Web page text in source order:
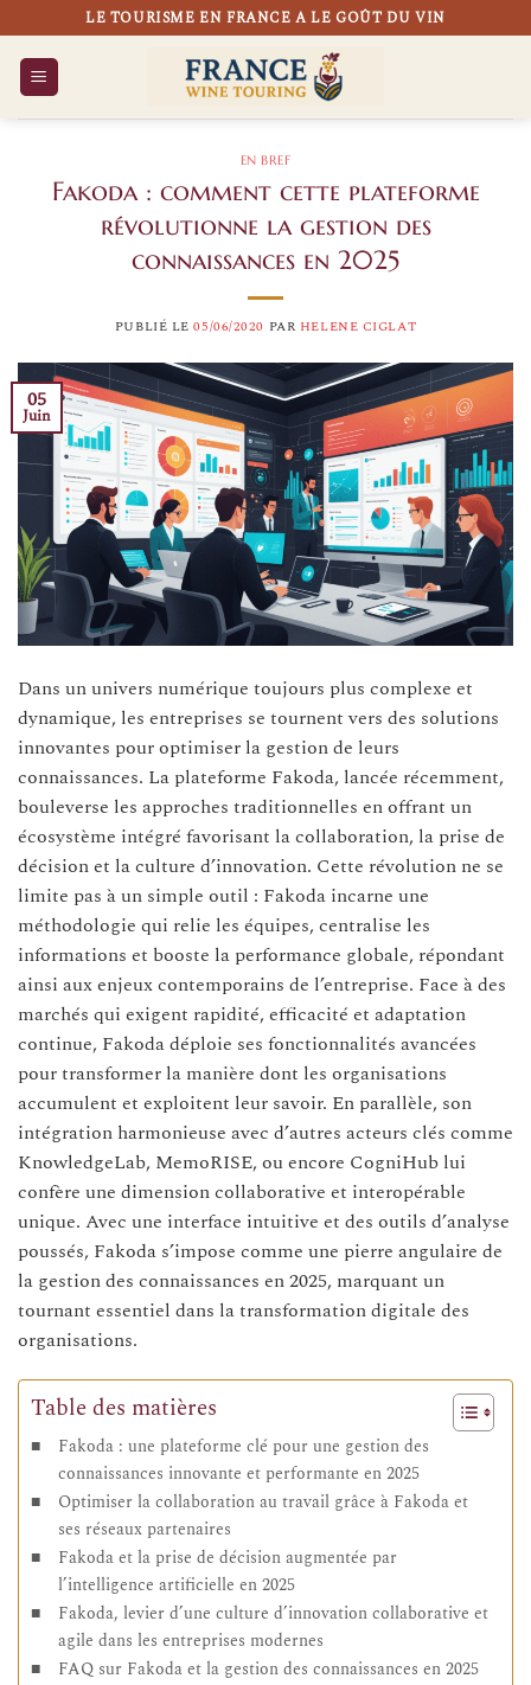
au
contenu
LE TOURISME EN FRANCE A LE GOÛT DU VIN
EN BREF
Fakoda : comment cette plateforme
révolutionne la gestion des
connaissances en 2025
PUBLIÉ LE05/06/2020 PAR HELENE CIGLAT
05
Juin
Dans un univers numérique toujours plus complexe et
dynamique, les entreprises se tournent vers des solutions
innovantes pour optimiser la gestion de leurs
connaissances. La plateforme Fakoda, lancée récemment,
bouleverse les approches traditionnelles en offrant un
écosystème intégré favorisant la collaboration, la prise de
décision et la culture d’innovation. Cette révolution ne se
limite pas à un simple outil : Fakoda incarne une
méthodologie qui relie les équipes, centralise les
informations et booste la performance globale, répondant
ainsi aux enjeux contemporains de l’entreprise. Face à des
marchés qui exigent rapidité, efficacité et adaptation
continue, Fakoda déploie ses fonctionnalités avancées
pour transformer la manière dont les organisations
accumulent et exploitent leur savoir. En parallèle, son
intégration harmonieuse avec d’autres acteurs clés comme
KnowledgeLab, MemoRISE, ou encore CogniHub lui
confère une dimension collaborative et interopérable
unique. Avec une interface intuitive et des outils d’analyse
poussés, Fakoda s’impose comme une pierre angulaire de
la gestion des connaissances en 2025, marquant un
tournant essentiel dans la transformation digitale des
organisations.
Table des matières
Fakoda : une plateforme clé pour une gestion des
connaissances innovante et performante en 2025
Optimiser la collaboration au travail grâce à Fakoda et
ses réseaux partenaires
Fakoda et la prise de décision augmentée par
l’intelligence artificielle en 2025
Fakoda, levier d’une culture d’innovation collaborative et
agile dans les entreprises modernes
FAQ sur Fakoda et la gestion des connaissances en 2025